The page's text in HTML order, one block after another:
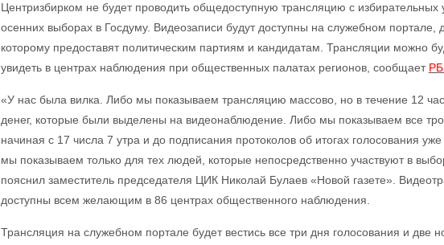
Центризбирком не будет проводить общедоступную трансляцию с избирательных
осенних выборах в Госдуму. Видеозаписи будут доступны на служебном портале,
которому предоставят политическим партиям и кандидатам. Трансляции можно
увидеть в центрах наблюдения при общественных палатах регионов, сообщает
«У нас была вилка. Либо мы показываем трансляцию массово, но в течение 12
денег, которые были выделены на видеонаблюдение. Либо мы показываем все
начиная с 17 числа 7 утра и до подписания протоколов об итогах голосования
мы показываем только для тех людей, которые непосредственно участвуют в
пояснил заместитель председателя ЦИК Николай Булаев «Новой газете».
доступны всем желающим в 86 центрах общественного наблюдения.
Трансляция на служебном портале будет вестись все три дня голосования и две